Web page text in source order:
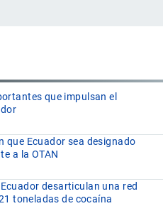
que impulsan el
que Ecuador sea designado
a la OTAN
desarticulan una red
toneladas de cocaína